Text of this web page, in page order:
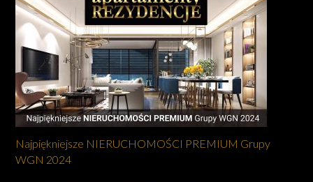
Najpiękniejsze NIERUCHOMOŚCI PREMIUM Grupy
WGN 2024